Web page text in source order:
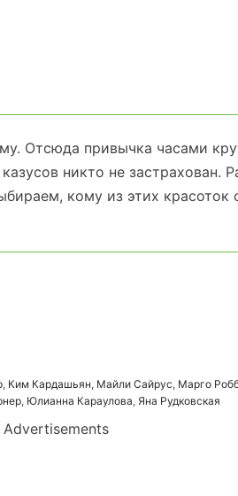
Отсюда привычка часами
никто не застрахован.
кому из этих красоток
, Ким Кардашьян, Майли Сайрус, Марго
, Юлианна Караулова, Яна Рудковская
Advertisements